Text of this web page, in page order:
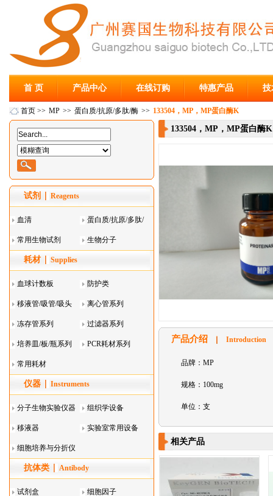
首 页 产品中心 在线订购 特惠产品 技
首页 >> MP >> 蛋白质/抗原/多肽/酶 >> 133504，MP，MP蛋白酶K
试剂 Reagents
血清 蛋白质/抗原/多肽/
酶
常用生物试剂 生物分子
耗材 Supplies
血球计数板 防护类
移液管/吸管/吸头
系列
离心管系列
冻存管系列 过滤器系列
培养皿/板/瓶系列 PCR耗材系列
常用耗材
仪器 Instruments
分子生物实验仪器 组织学设备
移液器 实验室常用设备
细胞培养与分折仪
器叠
抗体类 Antibody
试剂盒 细胞因子
133504，MP，MP蛋白酶K
产品介绍 Introduction
品牌：MP
规格：100mg
单位：支
相关产品